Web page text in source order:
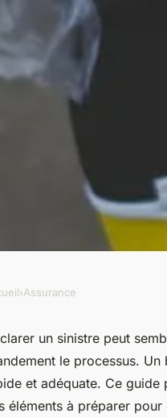
déclarer
vous
›Assurance
un sinistre peut
le processus.
et adéquate. Ce
éléments à préparer